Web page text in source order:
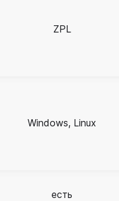
ZPL
Windows, Linux
есть